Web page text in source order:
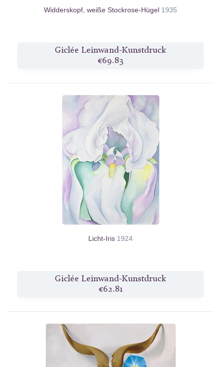
Widderskopf, weiße Stockrose-Hügel 1935
Giclée Leinwand-Kunstdruck
€69.83
Licht-Iris 1924
Giclée Leinwand-Kunstdruck
€62.81